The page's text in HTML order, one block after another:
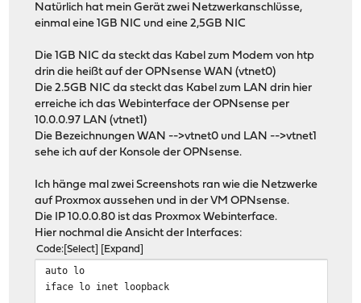
Natürlich hat mein Gerät zwei Netzwerkanschlüsse,
einmal eine 1GB NIC und eine 2,5GB NIC
Die 1GB NIC da steckt das Kabel zum Modem von htp
drin die heißt auf der OPNsense WAN (vtnet0)
Die 2.5GB NIC da steckt das Kabel zum LAN drin hier
erreiche ich das Webinterface der OPNsense per
10.0.0.97 LAN (vtnet1)
Die Bezeichnungen WAN -->vtnet0 und LAN -->vtnet1
sehe ich auf der Konsole der OPNsense.
Ich hänge mal zwei Screenshots ran wie die Netzwerke
auf Proxmox aussehen und in der VM OPNsense.
Die IP 10.0.0.80 ist das Proxmox Webinterface.
Hier nochmal die Ansicht der Interfaces:
Code Select Expand
auto lo
iface lo inet loopback